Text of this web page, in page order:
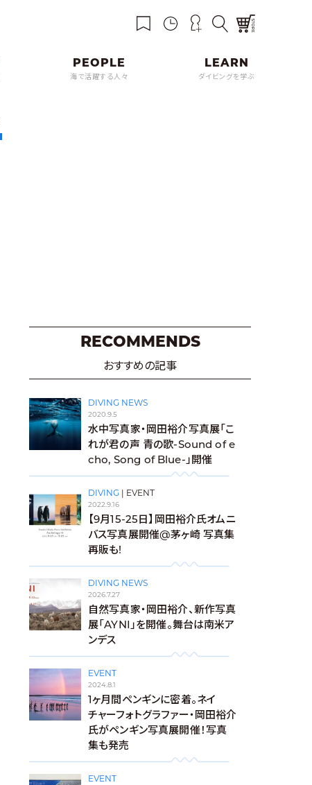
海で活躍する人々 ダイビングを学ぶ
RECOMMENDS
おすすめの記事
DIVING NEWS
2020.9.5
水中写真家・岡田裕介写真展「こ
れが君の声 青の歌-Sound of e
cho, Song of Blue-」開催
DIVING | EVENT
2022.9.16
【9月15-25日】岡田裕介氏オムニ
バス写真展開催@茅ヶ崎 写真集
再販も!
DIVING NEWS
2026.7.27
自然写真家・岡田裕介、新作写真
展「AYNI」を開催。舞台は南米ア
ンデス
EVENT
2024.8.1
1ヶ月間ペンギンに密着。ネイ
チャーフォトグラファー・岡田裕介
氏がペンギン写真展開催！写真
集も発売
EVENT